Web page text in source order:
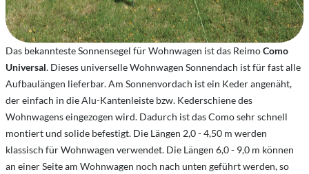
Das bekannteste Sonnensegel für Wohnwagen ist das ReimoComo
Universal. Dieses universelle Wohnwagen Sonnendach ist für fast alle
Aufbaulängen lieferbar. Am Sonnenvordach ist ein Keder angenäht,
der einfach in die Alu-Kantenleiste bzw. Kederschiene des
Wohnwagens eingezogen wird. Dadurch ist das Como sehr schnell
montiert und solide befestigt. Die Längen 2,0 - 4,50 m werden
klassisch für Wohnwagen verwendet. Die Längen 6,0 - 9,0 m können
an einer Seite am Wohnwagen noch nach unten geführt werden, so